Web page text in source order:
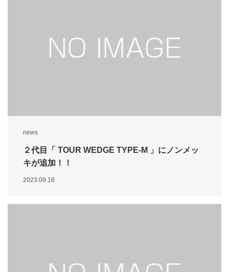
news
２代目「 TOUR WEDGE TYPE-M 」にノンメッ
キが追加！！
2023.09.16